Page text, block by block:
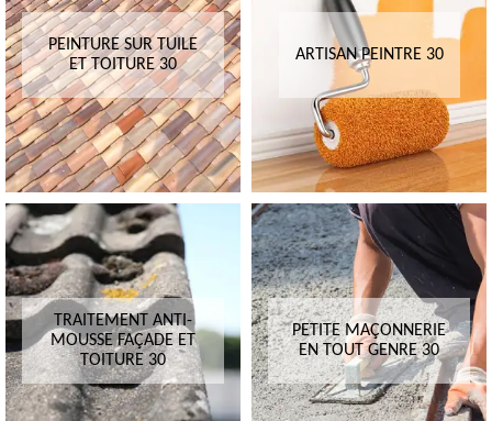
PEINTURE SUR TUILE
ET TOITURE 30
ARTISAN PEINTRE 30
TRAITEMENT ANTI-
MOUSSE FAÇADE ET
TOITURE 30
PETITE MAÇONNERIE
EN TOUT GENRE 30